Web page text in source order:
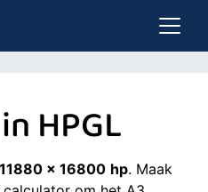
HPGL
x 16800 hp. Maak